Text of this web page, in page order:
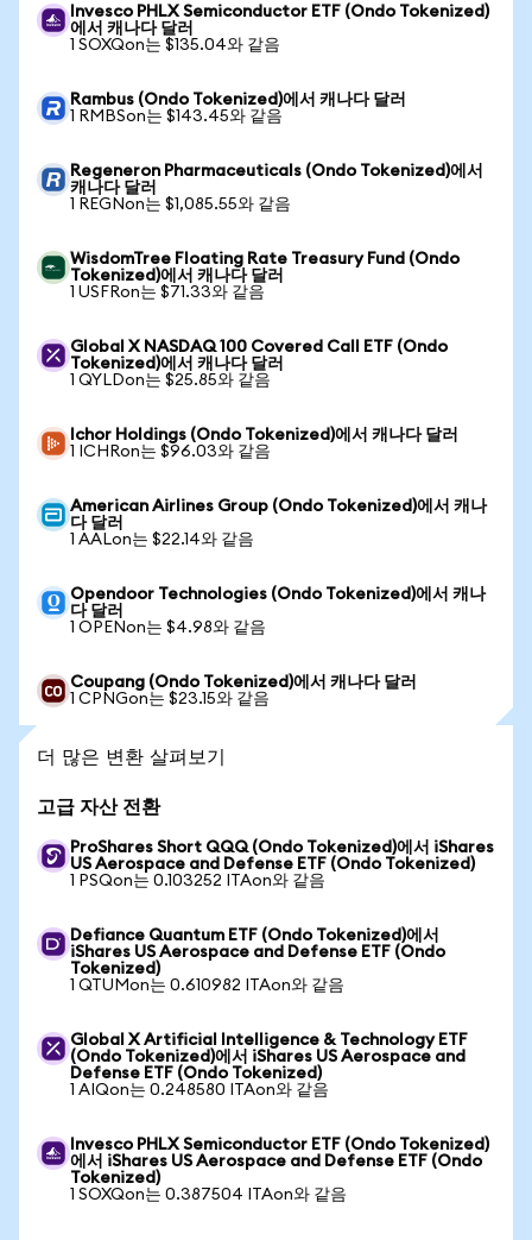
Invesco PHLX Semiconductor ETF (Ondo Tokenized)
에서 캐나다 달러
1 SOXQon는 $135.04와 같음
Rambus (Ondo Tokenized)에서 캐나다 달러
1 RMBSon는 $143.45와 같음
Regeneron Pharmaceuticals (Ondo Tokenized)에서
캐나다 달러
1 REGNon는 $1,085.55와 같음
WisdomTree Floating Rate Treasury Fund (Ondo
Tokenized)에서 캐나다 달러
1 USFRon는 $71.33와 같음
Global X NASDAQ 100 Covered Call ETF (Ondo
Tokenized)에서 캐나다 달러
1 QYLDon는 $25.85와 같음
Ichor Holdings (Ondo Tokenized)에서 캐나다 달러
1 ICHRon는 $96.03와 같음
American Airlines Group (Ondo Tokenized)에서 캐나
다 달러
1 AALon는 $22.14와 같음
Opendoor Technologies (Ondo Tokenized)에서 캐나
다 달러
1 OPENon는 $4.98와 같음
Coupang (Ondo Tokenized)에서 캐나다 달러
1 CPNGon는 $23.15와 같음
더 많은 변환 살펴보기
고급 자산 전환
ProShares Short QQQ (Ondo Tokenized)에서 iShares
US Aerospace and Defense ETF (Ondo Tokenized)
1 PSQon는 0.103252 ITAon와 같음
Defiance Quantum ETF (Ondo Tokenized)에서
iShares US Aerospace and Defense ETF (Ondo
Tokenized)
1 QTUMon는 0.610982 ITAon와 같음
Global X Artificial Intelligence & Technology ETF
(Ondo Tokenized)에서 iShares US Aerospace and
Defense ETF (Ondo Tokenized)
1 AIQon는 0.248580 ITAon와 같음
Invesco PHLX Semiconductor ETF (Ondo Tokenized)
에서 iShares US Aerospace and Defense ETF (Ondo
Tokenized)
1 SOXQon는 0.387504 ITAon와 같음